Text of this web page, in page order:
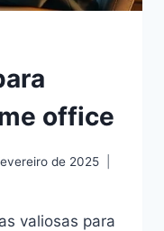
office
de 2025
valiosas para